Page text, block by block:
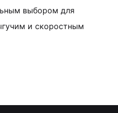
выбором для
и скоростным